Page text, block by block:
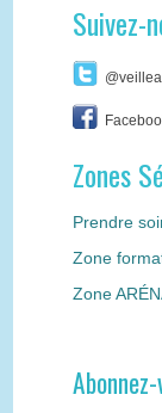
Suivez-
Zones
Prendre
Zone
Zone